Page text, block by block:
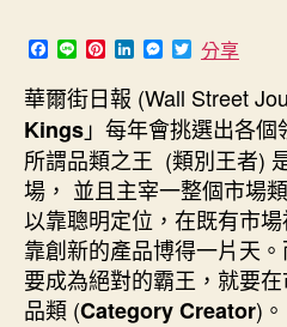
F
a
c
e
b
o
o
k
L
n
e
P
n
t
e
r
e
s
t
L
n
k
e
d
I
n
M
e
s
s
e
n
g
e
T
w
i
t
t
e
r
分享
華爾街日報 (Wall Street
Kings」每年會挑選出各個
所謂品類之王 (類別王者)
場， 並且主宰一整個市場
以靠聰明定位，在既有市
靠創新的產品博得一片天
要成為絕對的霸王，就要
品類 (Category Creator)。